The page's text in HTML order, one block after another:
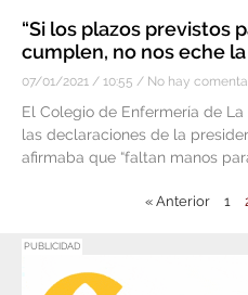
“Si los plazos previstos
cumplen, no nos eche la
07/01/2021 10:55 No hay
El Colegio de Enfermería de
las declaraciones de la
afirmaba que “faltan manos
« Anterior 1
PUBLICIDAD